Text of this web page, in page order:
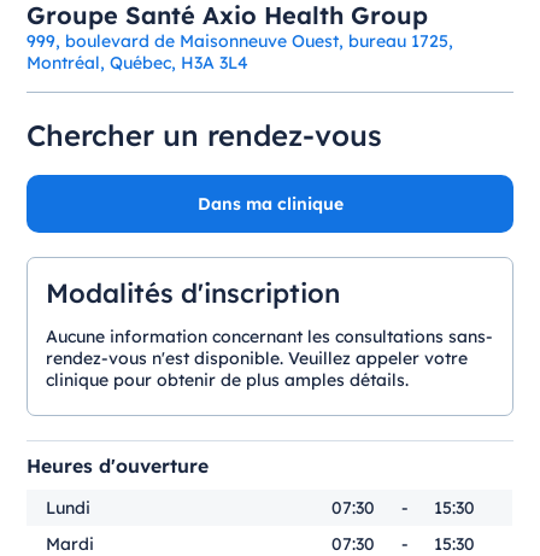
Groupe Santé Axio Health Group
999, boulevard de Maisonneuve Ouest, bureau 1725,
Montréal, Québec, H3A 3L4
Chercher un rendez-vous
Dans ma clinique
Modalités d'inscription
Aucune information concernant les consultations sans-
rendez-vous n'est disponible. Veuillez appeler votre
clinique pour obtenir de plus amples détails.
Heures d'ouverture
Lundi 07:30 -
15:30
Mardi
07:30 -
15:30